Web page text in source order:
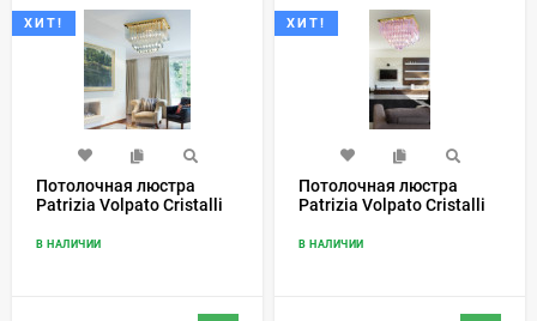
ХИТ!
Потолочная люстра
Patrizia Volpato Cristalli
В НАЛИЧИИ
ХИТ!
Потолочная люстра
Patrizia Volpato Cristalli
В НАЛИЧИИ